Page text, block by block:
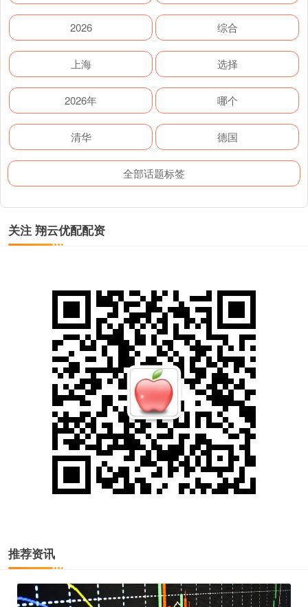
2026 综合
上海 选择
2026年 哪个
清华 德国
全部话题标签
关注 翔云优配配资
推荐资讯